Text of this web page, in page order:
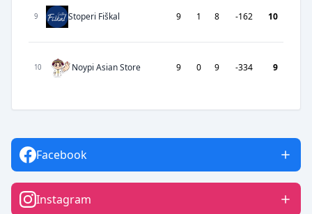
9 Stoperi Fiškal 9 1 8 -162 10
10 Noypi Asian Store 9 0 9 -334 9
Facebook
Instagram